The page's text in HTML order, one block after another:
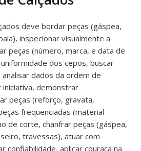
deve bordar peças (gáspea,
inspecionar visualmente a
peças (número, marca, e data de
dos cepos, buscar
dados da ordem de
demonstrar
peças (reforço, gravata,
frequenciadas (material
de corte, chanfrar peças (gáspea,
travessas), atuar com
confiabilidade, aplicar couraça na